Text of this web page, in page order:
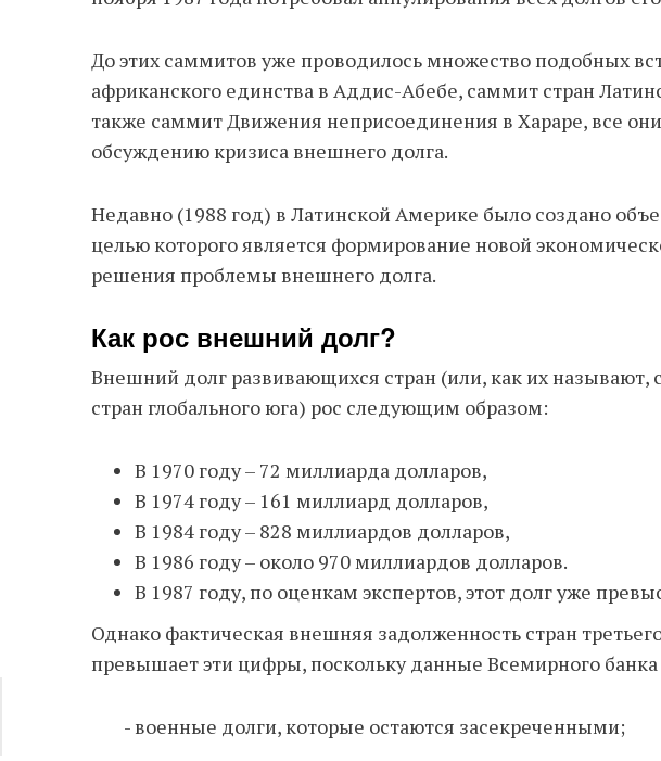
До этих саммитов уже проводилось множество подобных
африканского единства в Аддис-Абебе, саммит стран
также саммит Движения неприсоединения в Хараре, все
обсуждению кризиса внешнего долга.
Недавно (1988 год) в Латинской Америке было создано
целью которого является формирование новой
решения проблемы внешнего долга.
Как рос внешний долг?
Внешний долг развивающихся стран (или, как их называют,
стран глобального юга) рос следующим образом:
В 1970 году – 72 миллиарда долларов,
В 1974 году – 161 миллиард долларов,
В 1984 году – 828 миллиардов долларов,
В 1986 году – около 970 миллиардов долларов.
В 1987 году, по оценкам экспертов, этот долг уже
Однако фактическая внешняя задолженность стран
превышает эти цифры, поскольку данные Всемирного
- военные долги, которые остаются засекреченными;